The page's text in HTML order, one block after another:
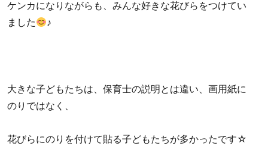
ケンカになりながらも、みんな好きな花びらをつけてい
ました
♪
大きな子どもたちは、保育士の説明とは違い、画用紙に
のりではなく、
花びらにのりを付けて貼る子どもたちが多かったです☆